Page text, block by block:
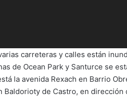
carreteras y calles están
de Ocean Park y Santurce se
la avenida Rexach en Barrio
Baldorioty de Castro, en dirección